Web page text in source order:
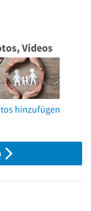
Videos
hinzufügen